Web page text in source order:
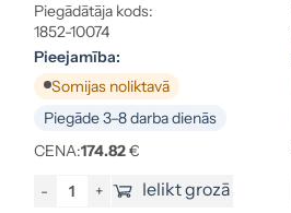
Piegādātāja kods:
1852-10074
Pieejamība:
Somijas noliktavā
Piegāde 3–8 darba dienās
CENA:174.82€
- + Ielikt grozā